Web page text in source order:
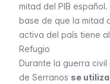
mitad del PIB
base de que la mitad
activa del país tiene
Refugio
Durante la guerra civil
de Serranos se